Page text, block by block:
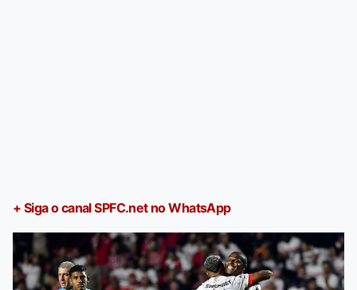
+ Siga o canal SPFC.net no WhatsApp